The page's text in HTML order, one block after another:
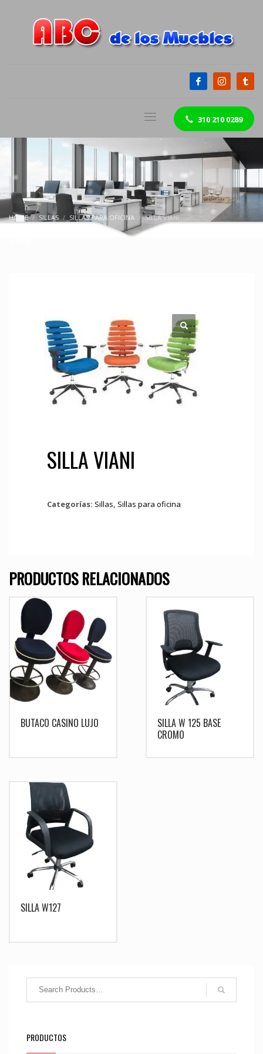
310 210 0289
HOME SILLAS SILLAS PARA OFICINA SILLA VIANI
SILLA VIANI
Categorías: Sillas, Sillas para oficina
PRODUCTOS RELACIONADOS
BUTACO CASINO LUJO
SILLA W 125 BASE
CROMO
SILLA W127
PRODUCTOS